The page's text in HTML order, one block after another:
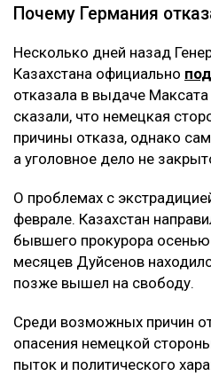
Почему Германия
Несколько дней назад
Казахстана официально
отказала в выдаче
сказали, что немецкая
причины отказа, однако
а уголовное дело не
О проблемах с
феврале. Казахстан
бывшего прокурора
месяцев Дуйсенов
позже вышел на свободу.
Среди возможных причин
опасения немецкой
пыток и политического